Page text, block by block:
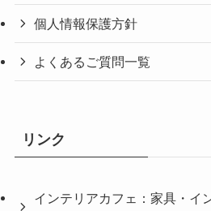
個人情報保護方針
よくあるご質問一覧
リンク
インテリアカフェ：家具・イ